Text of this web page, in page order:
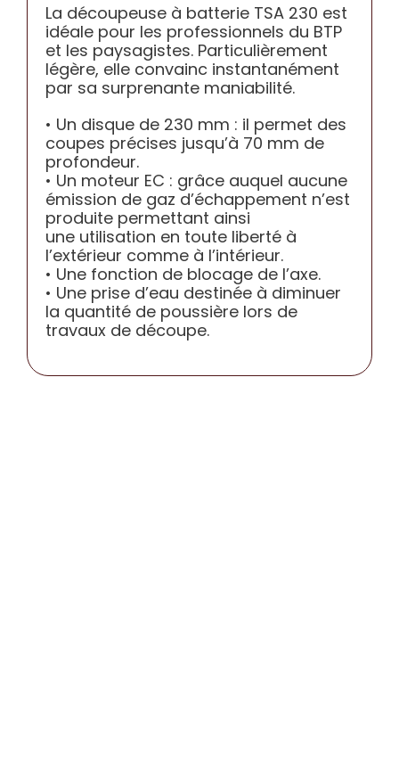
CONTACT
La découpeuse à batterie TSA 230 est
idéale pour les professionnels du BTP
et les paysagistes. Particulièrement
légère, elle convainc instantanément
par sa surprenante maniabilité.
• Un disque de 230 mm : il permet des
coupes précises jusqu’à 70 mm de
profondeur.
• Un moteur EC : grâce auquel aucune
émission de gaz d’échappement n’est
produite permettant ainsi
une utilisation en toute liberté à
l’extérieur comme à l’intérieur.
• Une fonction de blocage de l’axe.
• Une prise d’eau destinée à diminuer
la quantité de poussière lors de
travaux de découpe.